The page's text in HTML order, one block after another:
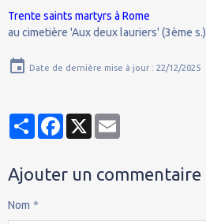
Trente saints martyrs à Rome
au cimetière 'Aux deux lauriers' (3ème s.)
Date de dernière mise à jour : 22/12/2025
PartagerFacebook
X
Ajouter un commentaire
Nom